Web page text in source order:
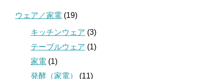
ウェア／家電 (19)
キッチンウェア (3)
テーブルウェア (1)
家電 (1)
発酵（家電）
(11)